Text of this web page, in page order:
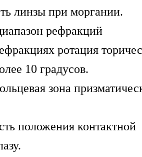
линзы при моргании.
рефракций
ротация
10 градусов.
зона
положения контактной